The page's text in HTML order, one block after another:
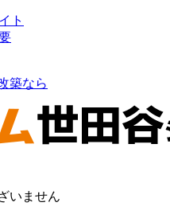
ト
築なら
いません